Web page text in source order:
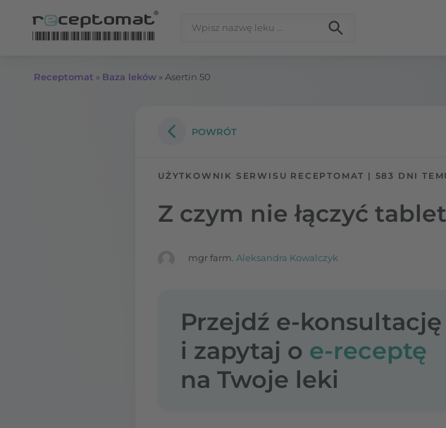
Receptomat » Baza leków » Asertin 50
POWRÓT
UŻYTKOWNIK SERWISU RECEPTOMAT | 583 DNI
Z czym nie łączyć
mgr farm. Aleksandra Kowalczyk
Przejdź e-konsultację
i zapytaj o e-receptę
na Twoje leki